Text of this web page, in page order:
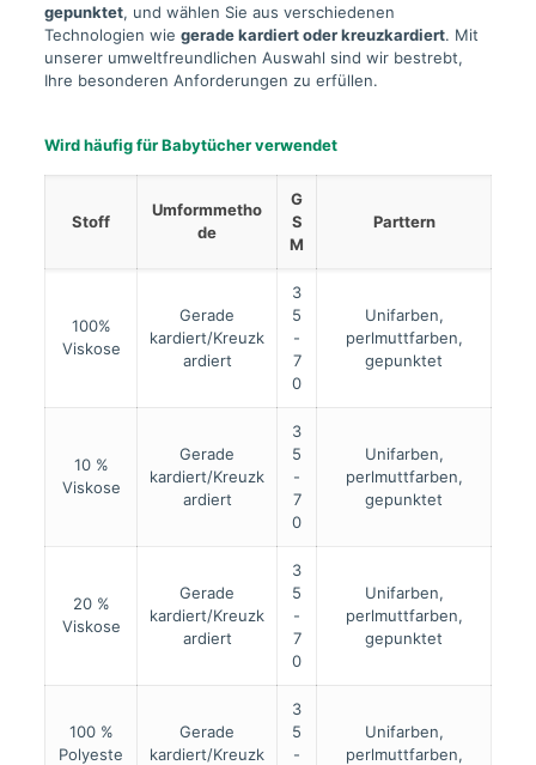
gepunktet, und wählen Sie aus verschiedenen
Technologien wie gerade kardiert oder kreuzkardiert. Mit
unserer umweltfreundlichen Auswahl sind wir bestrebt,
Ihre besonderen Anforderungen zu erfüllen.
Wird häufig für Babytücher verwendet
Stoff
Umformmetho
de
G
S
M
Parttern
100%
Viskose
Gerade
kardiert/Kreuzk
ardiert
3
5
-
7
0
Unifarben,
perlmuttfarben,
gepunktet
10 %
Viskose
Gerade
kardiert/Kreuzk
ardiert
3
5
-
7
0
Unifarben,
perlmuttfarben,
gepunktet
20 %
Viskose
Gerade
kardiert/Kreuzk
ardiert
3
5
-
7
0
Unifarben,
perlmuttfarben,
gepunktet
100 %
Polyeste
Gerade
kardiert/Kreuzk
3
5
-
Unifarben,
perlmuttfarben,